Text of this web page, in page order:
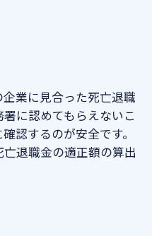
業に見合った死亡退職
に認めてもらえないこ
認するのが安全です。
退職金の適正額の算出